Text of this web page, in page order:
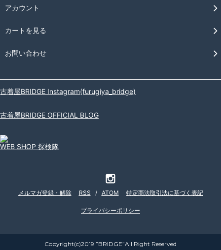
アカウント
カートを見る
お問い合わせ
古着屋BRIDGE Instagram(furugiya_bridge)
古着屋BRIDGE OFFICIAL BLOG
WEB SHOP 探検隊
メルマガ登録・解除 RSS / ATOM 特定商法取引法に基づく表記
プライバシーポリシー
Copyright(c)2019 ”BRIDGE”All Right Reserved